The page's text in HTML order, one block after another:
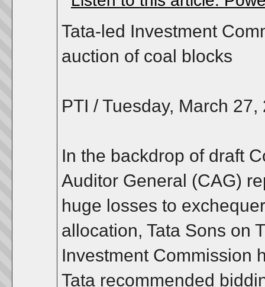
Tata-led Investment
auction of coal blocks
PTI / Tuesday, March
In the backdrop of draft
Auditor General (CAG)
huge losses to
allocation, Tata Sons on
Investment Commission
Tata recommended